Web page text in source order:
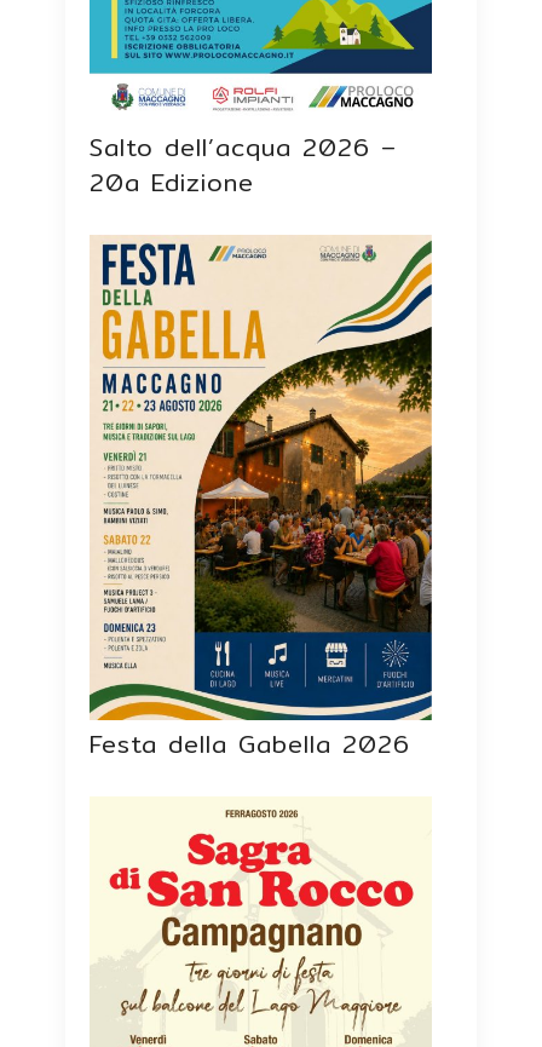
Salto dell’acqua 2026 –
20a Edizione
Festa della Gabella 2026